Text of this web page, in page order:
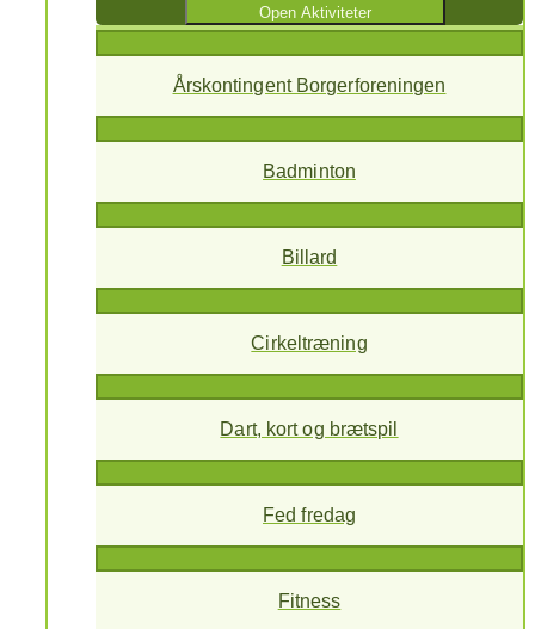
Open Aktiviteter
Årskontingent Borgerforeningen
Badminton
Billard
Cirkeltræning
Dart, kort og brætspil
Fed fredag
Fitness